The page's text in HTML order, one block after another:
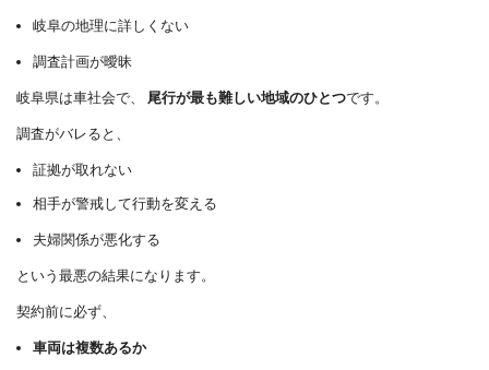
岐阜の地理に詳しくない
調査計画が曖昧
岐阜県は車社会で、 尾行が最も難しい地域のひとつです。
調査がバレると、
証拠が取れない
相手が警戒して行動を変える
夫婦関係が悪化する
という最悪の結果になります。
契約前に必ず、
車両は複数あるか